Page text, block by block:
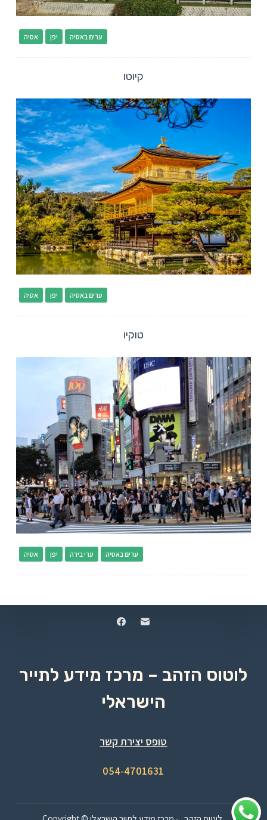
אסיה יפן ערים באסיה
קיוטו
אסיה יפן ערים באסיה
טוקיו
אסיה יפן ערי בירה ערים באסיה
לוטוס הזהב – מרכז מידע לתייר
הישראלי
טופס יצירת קשר
054-4701631